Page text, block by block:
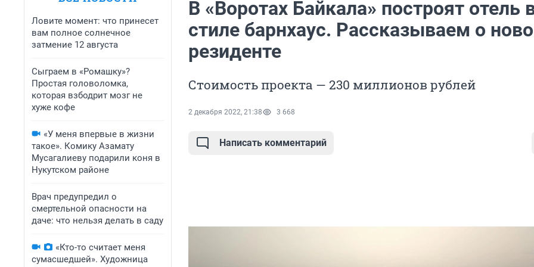
Ловите момент: что принесет
вам полное солнечное
затмение 12 августа
Сыграем в «Ромашку»?
Простая головоломка,
которая взбодрит мозг не
хуже кофе
«У меня впервые в жизни
такое». Комику Азамату
Мусагалиеву подарили коня в
Нукутском районе
Врач предупредил о
смертельной опасности на
даче: что нельзя делать в саду
«Кто-то считает меня
сумасшедшей». Художница
В «Воротах Байкала» построят отель
стиле барнхаус. Рассказываем о
резиденте
Стоимость проекта — 230 миллионов рублей
2 декабря 2022, 21:38 3 668
Написать комментарий